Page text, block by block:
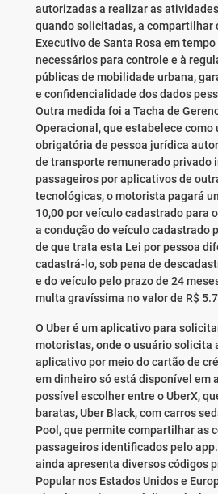
autorizadas a realizar as
quando solicitadas, a compartilhar
Executivo de Santa Rosa em
necessários para controle e à
públicas de mobilidade urbana,
e confidencialidade dos dados
Outra medida foi a Tacha de
Operacional, que estabelece
obrigatória de pessoa jurídica
de transporte remunerado privado
passageiros por aplicativos de
tecnológicas, o motorista pagará
10,00 por veículo cadastrado para
a condução do veículo cadastrado
de que trata esta Lei por pessoa
cadastrá-lo, sob pena de
e do veículo pelo prazo de 24
multa gravíssima no valor de R$
O Uber é um aplicativo para
motoristas, onde o usuário solicita
aplicativo por meio do cartão de
em dinheiro só está disponível em
possível escolher entre o UberX,
baratas, Uber Black, com carros
Pool, que permite compartilhar as
passageiros identificados pelo
ainda apresenta diversos códigos
Popular nos Estados Unidos e